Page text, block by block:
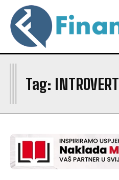
Tag: INTROVERT
I